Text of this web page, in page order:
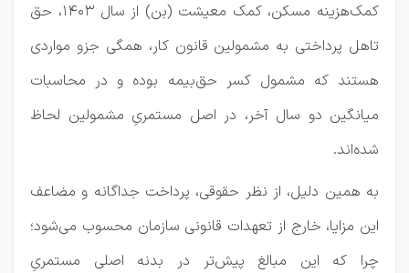
کمک‌هزینه مسکن، کمک معیشت (بن) از سال 1403، حق
تاهل پرداختی به مشمولین قانون کار، همگی جزو مواردی
هستند که مشمول کسر حق‌بیمه بوده و در محاسبات
میانگین دو سال آخر، در اصل مستمریِ مشمولین لحاظ
شده‌اند.
به همین دلیل، از نظر حقوقی، پرداخت جداگانه و مضاعف
این مزایا، خارج از تعهدات قانونی سازمان محسوب می‌شود؛
چرا که این مبالغ پیش‌تر در بدنه اصلی مستمریِ